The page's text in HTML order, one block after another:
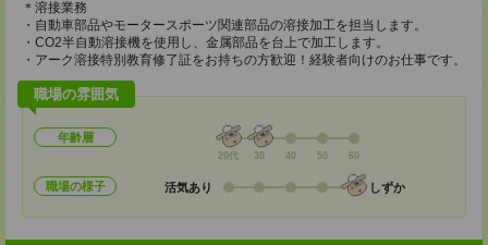
＊溶接業務
・自動車部品やモータースポーツ関連部品の溶接加工を担当します。
・CO2半自動溶接機を使用し、金属部品を台上で加工します。
・アーク溶接特別教育修了証をお持ちの方歓迎！経験者向けのお仕事です。
職場の雰囲気
年齢層
20代 30 40 50 60
職場の様子 活気あり しずか